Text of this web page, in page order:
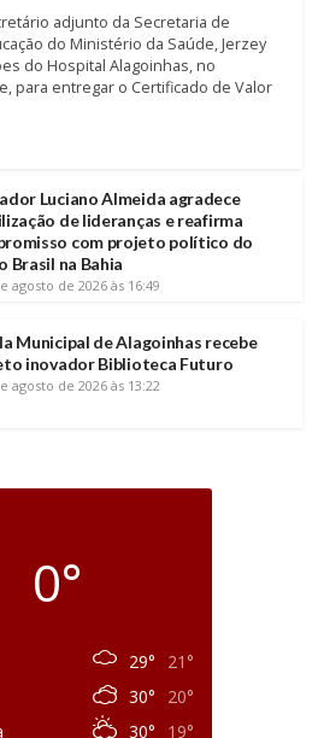
adjunto da Secretaria de
do Ministério da Saúde, Jerzey
do Hospital Alagoinhas, no
para entregar o Certificado de Valor
Luciano Almeida agradece
de lideranças e reafirma
com projeto político do
Brasil na Bahia
agosto de 2026 às 16:49
Municipal de Alagoinhas recebe
inovador Biblioteca Futuro
agosto de 2026 às 13:22
0°
29°
21°
30°
20°
30° 19°